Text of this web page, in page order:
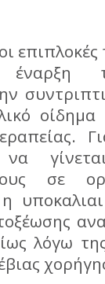
σε
λόγω